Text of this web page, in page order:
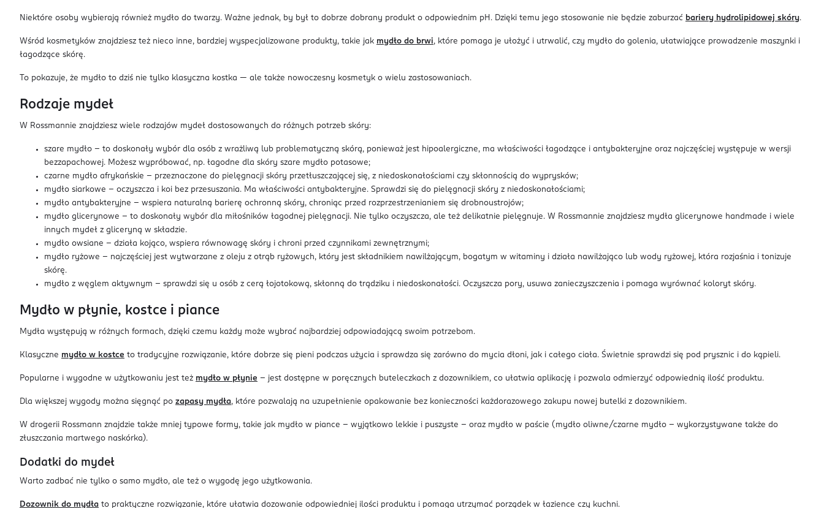
Niektóre osoby wybierają również mydło do twarzy. Ważne jednak, by był to dobrze dobrany produkt o odpowiednim pH. Dzięki temu jego stosowanie nie będzie zaburzać bariery hydrolipidowej skóry.
Wśród kosmetyków znajdziesz też nieco inne, bardziej wyspecjalizowane produkty, takie jak mydło do brwi, które pomaga je ułożyć i utrwalić, czy mydło do golenia, ułatwiające prowadzenie maszynki i
łagodzące skórę.
To pokazuje, że mydło to dziś nie tylko klasyczna kostka — ale także nowoczesny kosmetyk o wielu zastosowaniach.
Rodzaje mydeł
W Rossmannie znajdziesz wiele rodzajów mydeł dostosowanych do różnych potrzeb skóry:
szare mydło – to doskonały wybór dla osób z wrażliwą lub problematyczną skórą, ponieważ jest hipoalergiczne, ma właściwości łagodzące i antybakteryjne oraz najczęściej występuje w wersji
bezzapachowej. Możesz wypróbować, np. łagodne dla skóry szare mydło potasowe;
czarne mydło afrykańskie - przeznaczone do pielęgnacji skóry przetłuszczającej się, z niedoskonałościami czy skłonnością do wyprysków;
mydło siarkowe – oczyszcza i koi bez przesuszania. Ma właściwości antybakteryjne. Sprawdzi się do pielęgnacji skóry z niedoskonałościami;
mydło antybakteryjne – wspiera naturalną barierę ochronną skóry, chroniąc przed rozprzestrzenianiem się drobnoustrojów;
mydło glicerynowe – to doskonały wybór dla miłośników łagodnej pielęgnacji. Nie tylko oczyszcza, ale też delikatnie pielęgnuje. W Rossmannie znajdziesz mydła glicerynowe handmade i wiele
innych mydeł z gliceryną w składzie.
mydło owsiane – działa kojąco, wspiera równowagę skóry i chroni przed czynnikami zewnętrznymi;
mydło ryżowe – najczęściej jest wytwarzane z oleju z otrąb ryżowych, który jest składnikiem nawilżającym, bogatym w witaminy i działa nawilżająco lub wody ryżowej, która rozjaśnia i tonizuje
skórę.
mydło z węglem aktywnym – sprawdzi się u osób z cerą łojotokową, skłonną do trądziku i niedoskonałości. Oczyszcza pory, usuwa zanieczyszczenia i pomaga wyrównać koloryt skóry.
Mydło w płynie, kostce i piance
Mydła występują w różnych formach, dzięki czemu każdy może wybrać najbardziej odpowiadającą swoim potrzebom.
Klasyczne mydło w kostce to tradycyjne rozwiązanie, które dobrze się pieni podczas użycia i sprawdza się zarówno do mycia dłoni, jak i całego ciała. Świetnie sprawdzi się pod prysznic i do kąpieli.
Popularne i wygodne w użytkowaniu jest też mydło w płynie – jest dostępne w poręcznych buteleczkach z dozownikiem, co ułatwia aplikację i pozwala odmierzyć odpowiednią ilość produktu.
Dla większej wygody można sięgnąć po zapasy mydła, które pozwalają na uzupełnienie opakowanie bez konieczności każdorazowego zakupu nowej butelki z dozownikiem.
W drogerii Rossmann znajdzie także mniej typowe formy, takie jak mydło w piance – wyjątkowo lekkie i puszyste – oraz mydło w paście (mydło oliwne/czarne mydło – wykorzystywane także do
złuszczania martwego naskórka).
Dodatki do mydeł
Warto zadbać nie tylko o samo mydło, ale też o wygodę jego użytkowania.
Dozownik do mydła to praktyczne rozwiązanie, które ułatwia dozowanie odpowiedniej ilości produktu i pomaga utrzymać porządek w łazience czy kuchni.